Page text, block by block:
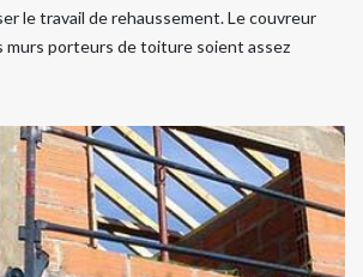
le travail de rehaussement. Le couvreur
murs porteurs de toiture soient assez